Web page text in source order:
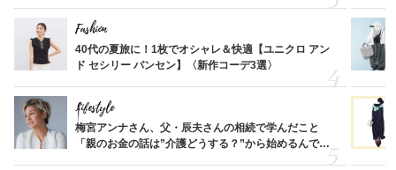
Fashion
40代の夏旅に！1枚でオシャレ＆快適【ユニクロ アン
ド セシリー バンセン】〈新作コーデ3選〉
Lifestyle
梅宮アンナさん、父・辰夫さんの相続で学んだこと
「親のお金の話は”介護どうする？”から始めるんで